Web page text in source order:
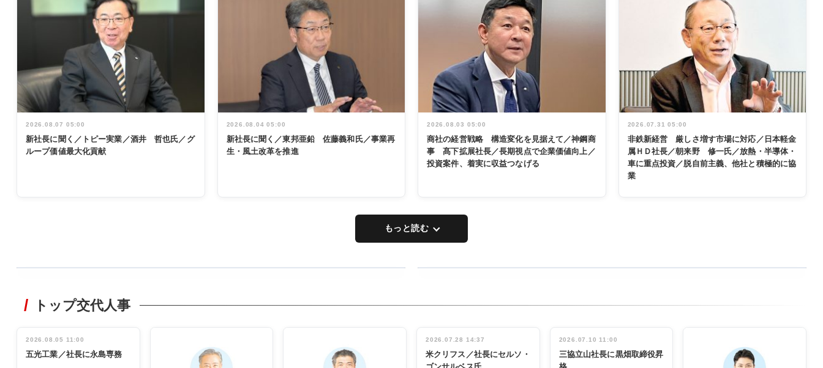
2026.08.07 05:00
新社長に聞く／トピー実業／酒井 哲也氏／グ
ループ価値最大化貢献
2026.08.04 05:00
新社長に聞く／東邦亜鉛 佐藤義和氏／事業再
生・風土改革を推進
2026.08.03 05:00
商社の経営戦略 構造変化を見据えて／神鋼商
事 髙下拡展社長／長期視点で企業価値向上／
投資案件、着実に収益つなげる
2026.07.31 05:00
非鉄新経営 厳しさ増す市場に対応／日本軽金
属ＨＤ社長／朝来野 修一氏／放熱・半導体・
車に重点投資／脱自前主義、他社と積極的に協
業
もっと読む
非鉄業界で
管理職編
インタビュ
ー／社内ア
INTERVIEW
念祝う 業界
関係者ら220
人出席
トップ交代人事
2026.08.05 11:00
五光工業／社長に永島専務
2026.07.28 14:37
米クリフス／社長にセルソ・
2026.07.10 11:00
三協立山社長に黒畑取締役昇